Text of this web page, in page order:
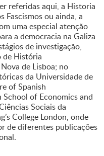
referidas aqui, a Historia
Fascismos ou ainda, a
uma especial atenção
a democracia na Galiza
de investigação,
História
de Lisboa; no
da Universidade de
of Spanish
of Economics and
Sociais da
College London, onde
de diferentes publicações